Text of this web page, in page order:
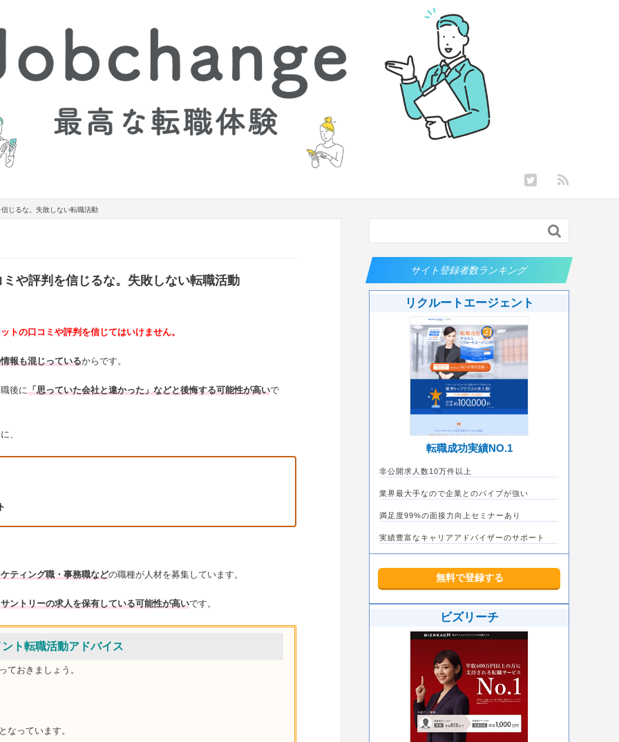
じるな。失敗しない転職活動
や評判を信じるな。失敗しない転職活動
トの口コミや評判を信じてはいけません。
報も混じっているからです。
後に「思っていた会社と違かった」などと後悔する可能性が高いで
、
ティング職・事務職などの職種が人材を募集しています。
サントリーの求人を保有している可能性が高いです。
ト転職活動アドバイス
ておきましょう。
なっています。

サイト登録者数ランキング
リクルートエージェント
転職成功実績NO.1
非公開求人数10万件以上
業界最大手なので企業とのパイプが強い
満足度99%の面接力向上セミナーあり
実績豊富なキャリアアドバイザーのサポート
無料で登録する
ビズリーチ